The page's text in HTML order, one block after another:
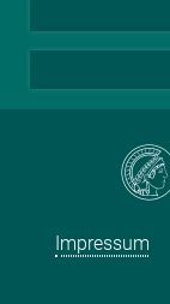
Schulen
Studierende
YouTube
Impressum